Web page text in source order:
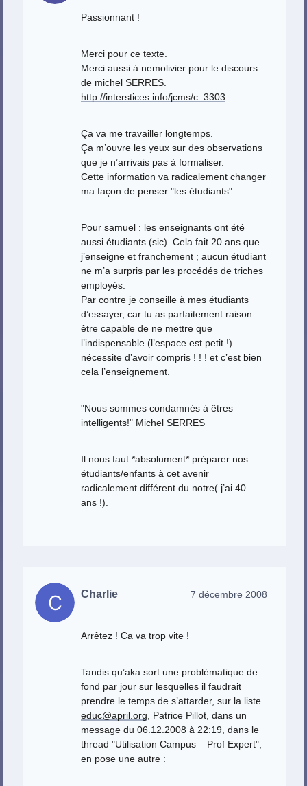
Passionnant !
Merci pour ce texte.
Merci aussi à nemolivier pour le discours
de michel SERRES.
http://interstices.info/jcms/c_3303…
Ça va me travailler longtemps.
Ça m’ouvre les yeux sur des observations
que je n’arrivais pas à formaliser.
Cette information va radicalement changer
ma façon de penser "les étudiants".
Pour samuel : les enseignants ont été
aussi étudiants (sic). Cela fait 20 ans que
j’enseigne et franchement ; aucun étudiant
ne m’a surpris par les procédés de triches
employés.
Par contre je conseille à mes étudiants
d’essayer, car tu as parfaitement raison :
être capable de ne mettre que
l’indispensable (l’espace est petit !)
nécessite d’avoir compris ! ! ! et c’est bien
cela l’enseignement.
"Nous sommes condamnés à êtres
intelligents!" Michel SERRES
Il nous faut *absolument* préparer nos
étudiants/enfants à cet avenir
radicalement différent du notre( j’ai 40
ans !).
Charlie 7 décembre 2008
Arrêtez ! Ca va trop vite !
Tandis qu’aka sort une problématique de
fond par jour sur lesquelles il faudrait
prendre le temps de s’attarder, sur la liste
educ@april.org, Patrice Pillot, dans un
message du 06.12.2008 à 22:19, dans le
thread "Utilisation Campus – Prof Expert",
en pose une autre :